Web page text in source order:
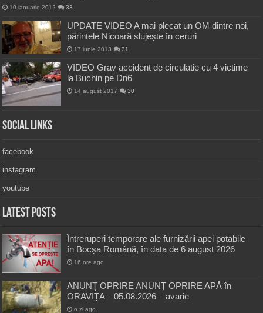
10 ianuarie 2012 33
UPDATE VIDEO A mai plecat un OM dintre noi,
părintele Nicoară slujește în ceruri
17 iunie 2013 31
VIDEO Grav accident de circulatie cu 4 victime
la Buchin pe Dn6
14 august 2017 30
Social Links
facebook
instagram
youtube
Latest Posts
Întreruperi temporare ale furnizării apei potabile
în Bocșa Română, în data de 6 august 2026
16 ore ago
ANUNŢ OPRIRE ANUNŢ OPRIRE APĂ în
ORAVIȚA – 05.08.2026 – avarie
o zi ago